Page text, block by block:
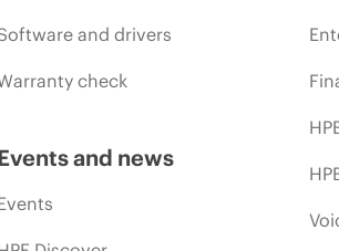
and drivers
check
and news